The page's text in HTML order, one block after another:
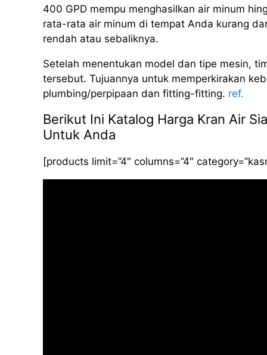
400 GPD mempu menghasilkan air minum
rata-rata air minum di tempat Anda kurang
rendah atau sebaliknya.
Setelah menentukan model dan tipe mesin,
tersebut. Tujuannya untuk memperkirakan
plumbing/perpipaan dan fitting-fitting. ref.
Berikut Ini Katalog Harga Kran Air
Untuk Anda
[products limit=”4″ columns=”4″